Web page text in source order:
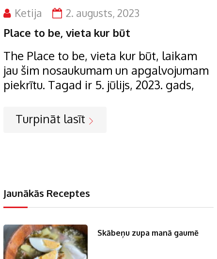
Ketija 2. augusts, 2023
Place to be, vieta kur būt
The Place to be, vieta kur būt, laikam
jau šim nosaukumam un apgalvojumam
piekrītu. Tagad ir 5. jūlijs, 2023. gads,
Turpināt lasīt
Jaunākās Receptes
Skābeņu zupa manā gaumē